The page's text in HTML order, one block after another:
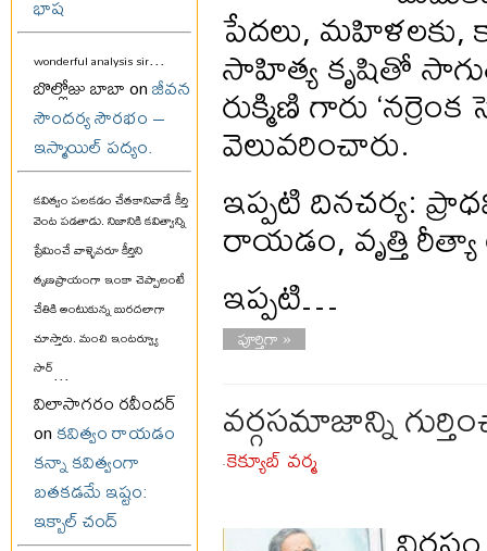
భాష
wonderful analysis sir...
బొల్లోజు బాబా onజీవన
సౌందర్య సౌరభం –
ఇస్మాయిల్ పద్యం.
కవిత్వం పలకడం చేతకానివాడే కీర్తి
వెంట పడతాడు. నిజానికి కవిత్వాన్ని
ప్రేమించే వాళ్ళెవరూ కీర్తిని
తృణప్రాయంగా ఇంకా చెప్పాలంటే
చేతికి అంటుకున్న బురదలాగా
చూస్తారు. మంచి ఇంటర్వ్యూ
సార్...
విలాసాగరం రవీందర్
onకవిత్వం రాయడం
కన్నా కవిత్వంగా
బతకడమే ఇష్టం:
ఇక్బాల్ చంద్
పేదలు,
సాహిత్య కృషితో
రుక్మిణి గారు
వెలువరించారు.
ఇప్పటి దినచర్య:
రాయడం, వృత్తి
ఇప్పటి…
పూర్తిగా »
వర్గసమాజాన్ని
-కెక్యూబ్ వర్మ